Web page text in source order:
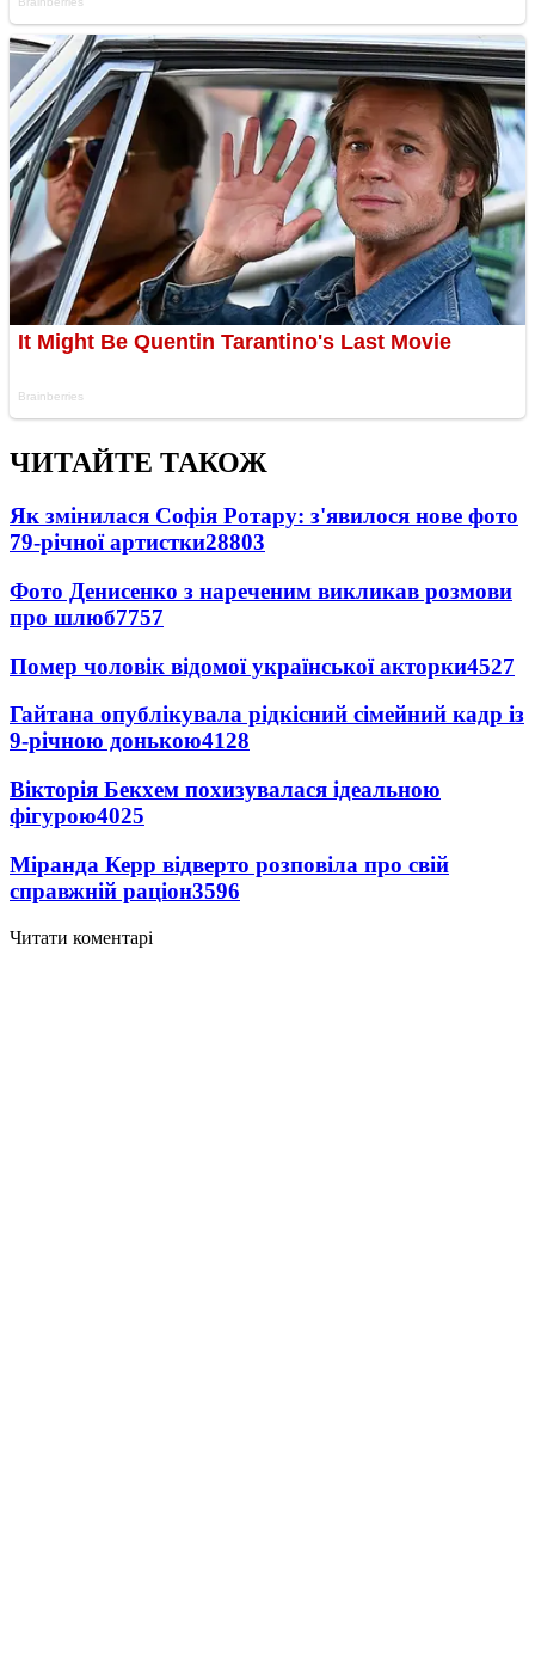
ЧИТАЙТЕ ТАКОЖ
Як змінилася Софія Ротару: з'явилося нове фото
79-річної артистки28803
Фото Денисенко з нареченим викликав розмови
про шлюб7757
Помер чоловік відомої української акторки4527
Гайтана опублікувала рідкісний сімейний кадр із
9-річною донькою4128
Вікторія Бекхем похизувалася ідеальною
фігурою4025
Міранда Керр відверто розповіла про свій
справжній раціон3596
Читати коментарі